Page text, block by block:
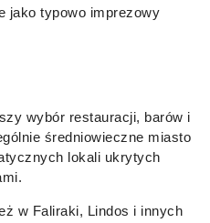
jako typowo imprezowy
wybór restauracji, barów i
średniowieczne miasto
lokali ukrytych
w Faliraki, Lindos i innych